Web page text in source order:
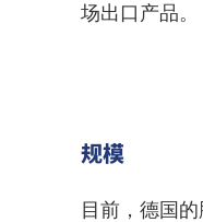
场出口产品。
规模
目前，德国